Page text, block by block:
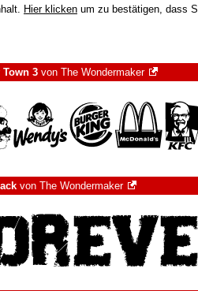
Hier klicken um zu bestätigen, dass
3 von The Wondermaker
von The Wondermaker